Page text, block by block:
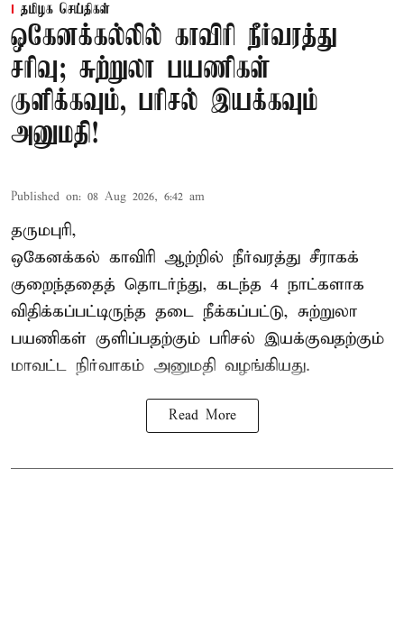
தமிழக செய்திகள்
ஒகேனக்கல்லில் காவிரி நீர்வரத்து
சரிவு; சுற்றுலா பயணிகள்
குளிக்கவும், பரிசல் இயக்கவும்
அனுமதி!
Published on: 08 Aug 2026, 6:42 am
தருமபுரி,
ஒகேனக்கல் காவிரி ஆற்றில் நீர்வரத்து சீராகக்
குறைந்ததைத் தொடர்ந்து, கடந்த 4 நாட்களாக
விதிக்கப்பட்டிருந்த தடை நீக்கப்பட்டு, சுற்றுலா
பயணிகள் குளிப்பதற்கும் பரிசல் இயக்குவதற்கும்
மாவட்ட நிர்வாகம் அனுமதி வழங்கியது.
Read More